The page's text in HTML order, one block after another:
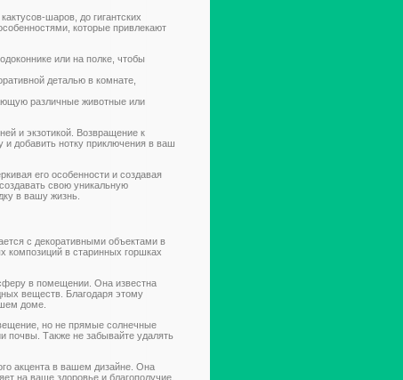
шаров, до гигантских
которые привлекают
или на полке, чтобы
деталью в комнате,
различные животные или
и экзотикой. Возвращение к
добавить нотку приключения в ваш
его особенности и создавая
свою уникальную
в вашу жизнь.
с декоративными объектами в
композиций в старинных горшках
в помещении. Она известна
веществ. Благодаря этому
доме.
но не прямые солнечные
почвы. Также не забывайте удалять
акцента в вашем дизайне. Она
на ваше здоровье и благополучие.